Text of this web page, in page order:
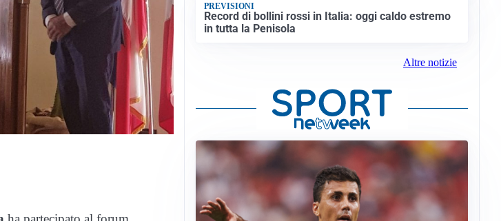
PREVISIONI
Record di bollini rossi in Italia: oggi caldo estremo
in tutta la Penisola
Altre notizie